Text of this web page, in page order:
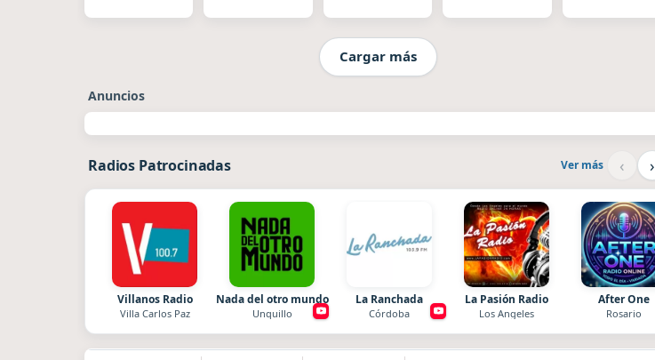
Cargar más
Anuncios
Radios Patrocinadas Ver más ‹ ›
Villanos Radio
Villa Carlos Paz
Nada del otro mundo
Unquillo
La Ranchada
Córdoba
La Pasión Radio
Los Angeles
After One
Rosario